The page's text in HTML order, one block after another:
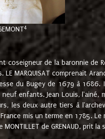
4
coseigneur de la baronnie
MARQUISAT comprenait
du Bugey de 1679 à 1686.
enfants. Jean Louis,
deux autre tiers à
mis un terme en 1785. Le
de GRENAUD, prit